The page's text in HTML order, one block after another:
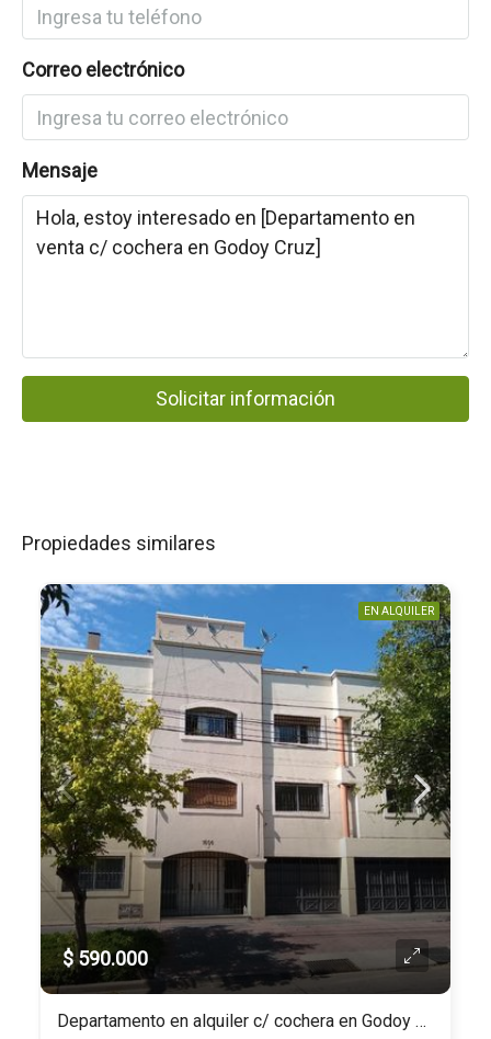
Correo electrónico
Mensaje
Solicitar información
Propiedades similares
EN ALQUILER
$ 590.000
Departamento en alquiler c/ cochera en Godoy Cruz